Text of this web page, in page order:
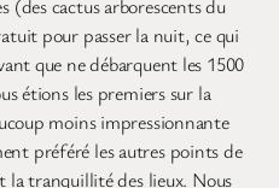
(des cactus arborescents du
pour passer la nuit, ce qui
que ne débarquent les 1500
étions les premiers sur la
moins impressionnante
préféré les autres points de
la tranquillité des lieux. Nous